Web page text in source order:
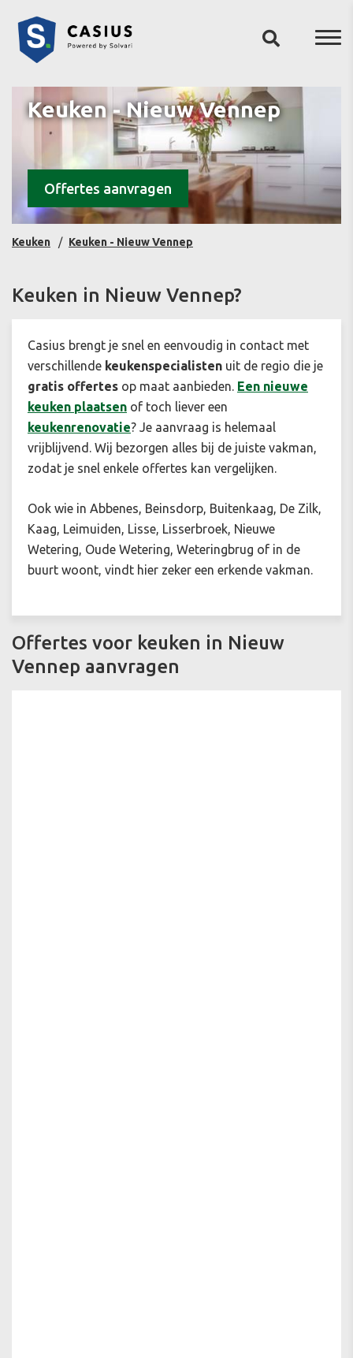
Keuken - Nieuw Vennep
Offertes aanvragen
Keuken Keuken - Nieuw Vennep
Keuken in Nieuw Vennep?
Casius brengt je snel en eenvoudig in contact met
verschillende keukenspecialisten uit de regio die je
gratis offertes op maat aanbieden. Een nieuwe
keuken plaatsen of toch liever een
keukenrenovatie? Je aanvraag is helemaal
vrijblijvend. Wij bezorgen alles bij de juiste vakman,
zodat je snel enkele offertes kan vergelijken.
Ook wie in Abbenes, Beinsdorp, Buitenkaag, De Zilk,
Kaag, Leimuiden, Lisse, Lisserbroek, Nieuwe
Wetering, Oude Wetering, Weteringbrug of in de
buurt woont, vindt hier zeker een erkende vakman.
Offertes voor keuken in Nieuw
Vennep aanvragen